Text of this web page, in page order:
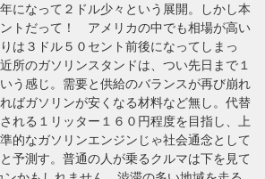
になって２ドル少々という展開。しかし本
トだって！ アメリカの中でも相場が高い
は３ドル５０セント前後になってしまっ
所のガソリンスタンドは、つい先日まで１
う感じ。需要と供給のバランスが再び崩れ
ばガソリンが安くなる材料など無し。代替
れる１リッター１６０円程度を目指し、上
的なガソリンエンジンじゃ社会通念として
予測す。普通の人が乗るクルマは下を見て